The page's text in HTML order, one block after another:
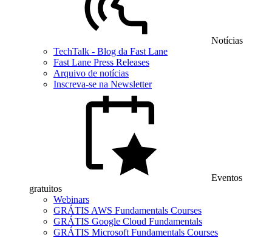
Notícias
TechTalk - Blog da Fast Lane
Fast Lane Press Releases
Arquivo de notícias
Inscreva-se na Newsletter
Eventos
gratuitos
Webinars
GRÁTIS AWS Fundamentals Courses
GRÁTIS Google Cloud Fundamentals
GRÁTIS Microsoft Fundamentals Courses